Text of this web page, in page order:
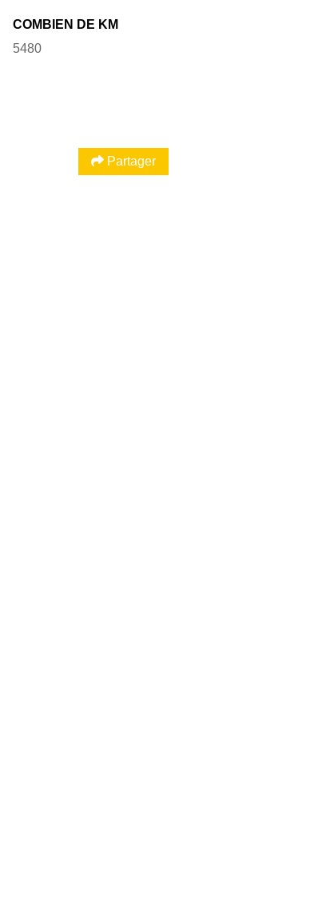
COMBIEN DE KM
5480
Partager